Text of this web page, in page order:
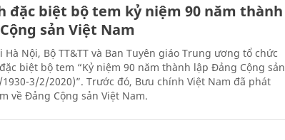
đặc biệt bộ tem kỷ niệm 90 năm thành
sản Việt Nam
Hà Nội, Bộ TT&TT và Ban Tuyên giáo Trung ương tổ chức
biệt bộ tem “Kỷ niệm 90 năm thành lập Đảng Cộng sản
3/2/2020)”. Trước đó, Bưu chính Việt Nam đã phát
về Đảng Cộng sản Việt Nam.